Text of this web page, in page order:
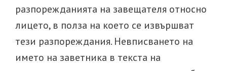
разпорежданията на завещателя относно
лицето, в полза на което се извършват
тези разпореждания. Невписването на
името на заветника в текста на